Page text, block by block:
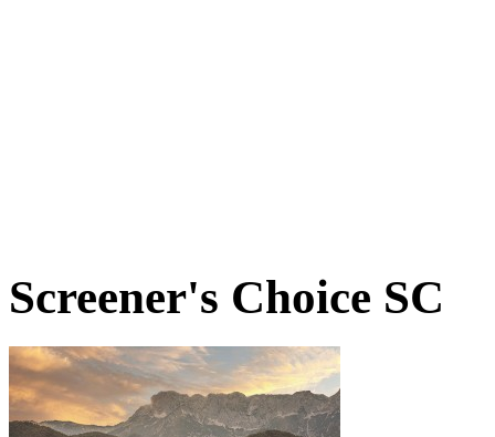
Screener's Choice SC